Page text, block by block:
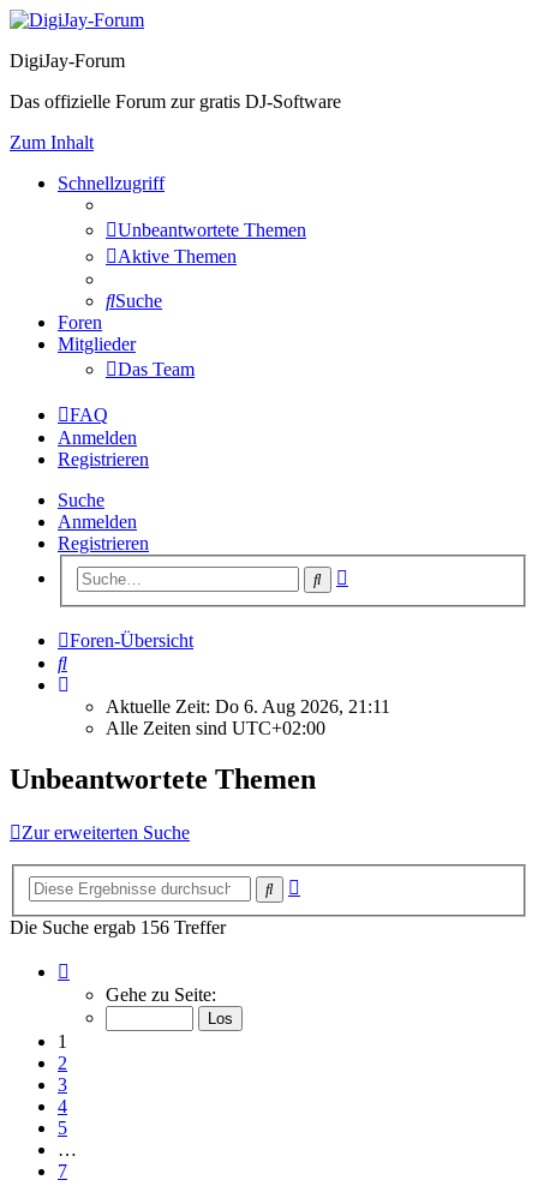
DigiJay-Forum
Das offizielle Forum zur gratis DJ-Software
Zum Inhalt
Schnellzugriff
Unbeantwortete Themen
Aktive Themen
Suche
Foren
Mitglieder
Das Team
FAQ
Anmelden
Registrieren
Suche
Anmelden
Registrieren
Suche
Foren-Übersicht
Suche
Aktuelle Zeit: Do 6. Aug 2026, 21:11
Alle Zeiten sind UTC+02:00
Unbeantwortete Themen
Zur erweiterten Suche
Suche
Die Suche ergab 156 Treffer
von
Gehe zu Seite:
1
2
3
4
5
…
7